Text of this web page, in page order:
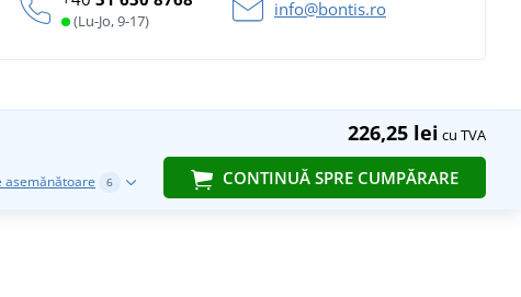
(Lu-Jo, 9-17)
info@bontis.ro
226,25 lei cu TVA
CONTINUĂ SPRE CUMPĂRARE
asemănătoare 6